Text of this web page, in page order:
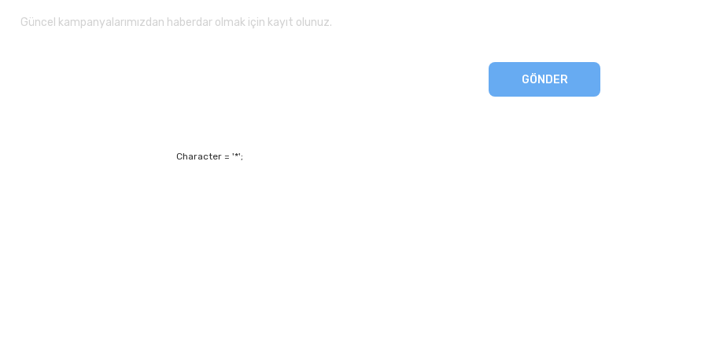
Güncel kampanyalarımızdan haberdar olmak için kayıt olunuz.
GÖNDER
Character = '*';